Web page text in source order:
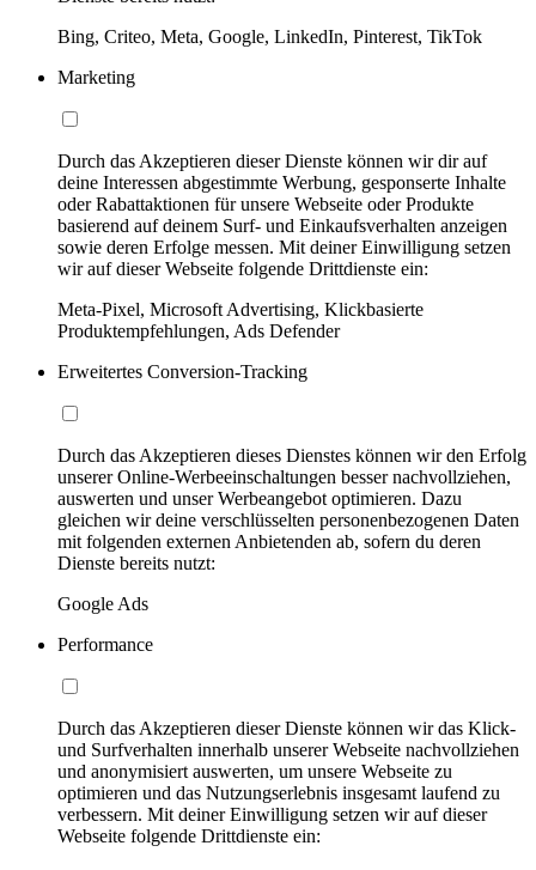
Bing, Criteo, Meta, Google, LinkedIn, Pinterest, TikTok
Marketing
Durch das Akzeptieren dieser Dienste können wir dir auf
deine Interessen abgestimmte Werbung, gesponserte Inhalte
oder Rabattaktionen für unsere Webseite oder Produkte
basierend auf deinem Surf- und Einkaufsverhalten anzeigen
sowie deren Erfolge messen. Mit deiner Einwilligung setzen
wir auf dieser Webseite folgende Drittdienste ein:
Meta-Pixel, Microsoft Advertising, Klickbasierte
Produktempfehlungen, Ads Defender
Erweitertes Conversion-Tracking
Durch das Akzeptieren dieses Dienstes können wir den Erfolg
unserer Online-Werbeeinschaltungen besser nachvollziehen,
auswerten und unser Werbeangebot optimieren. Dazu
gleichen wir deine verschlüsselten personenbezogenen Daten
mit folgenden externen Anbietenden ab, sofern du deren
Dienste bereits nutzt:
Google Ads
Performance
Durch das Akzeptieren dieser Dienste können wir das Klick-
und Surfverhalten innerhalb unserer Webseite nachvollziehen
und anonymisiert auswerten, um unsere Webseite zu
optimieren und das Nutzungserlebnis insgesamt laufend zu
verbessern. Mit deiner Einwilligung setzen wir auf dieser
Webseite folgende Drittdienste ein: